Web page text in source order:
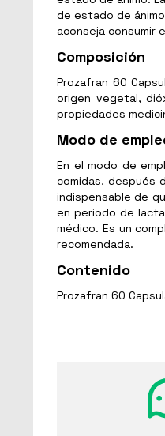
de estado de
aconseja consumir
Composición
Prozafran 60
origen vegetal,
propiedades
Modo de
En el modo de
comidas, después
indispensable de
en periodo de
médico. Es un
recomendada.
Contenido
Prozafran 60